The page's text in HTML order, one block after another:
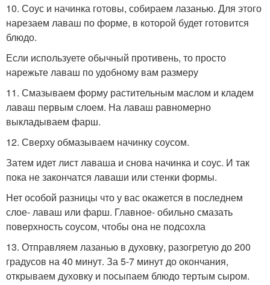
10. Соус и начинка готовы, собираем лазанью. Для этого
нарезаем лаваш по форме, в которой будет готовится
блюдо.
Если используете обычный противень, то просто
нарежьте лаваш по удобному вам размеру
11. Смазываем форму растительным маслом и кладем
лаваш первым слоем. На лаваш равномерно
выкладываем фарш.
12. Сверху обмазываем начинку соусом.
Затем идет лист лаваша и снова начинка и соус. И так
пока не закончатся лаваши или стенки формы.
Нет особой разницы что у вас окажется в последнем
слое- лаваш или фарш. Главное- обильно смазать
поверхность соусом, чтобы она не подсохла
13. Отправляем лазанью в духовку, разогретую до 200
градусов на 40 минут. За 5-7 минут до окончания,
открываем духовку и посыпаем блюдо тертым сыром.